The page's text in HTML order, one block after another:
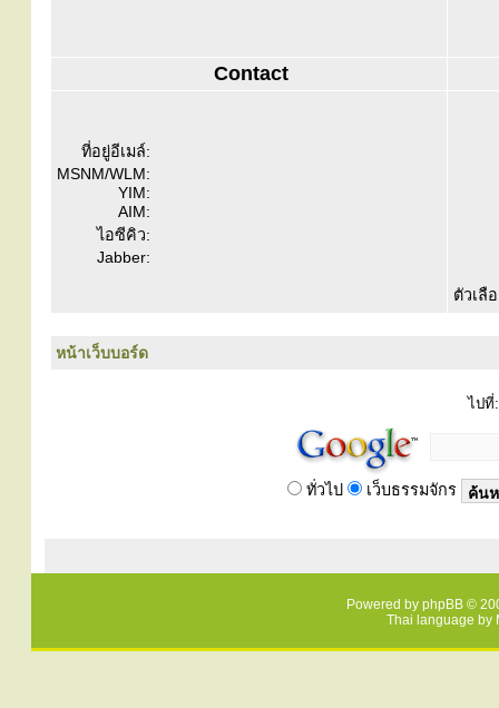
Contact
ที่อยู่อีเมล์:
MSNM/WLM:
YIM:
AIM:
ไอซีคิว:
Jabber:
ตัวเลื
หน้าเว็บบอร์ด
ไปที่:
ทั่วไป เว็บธรรมจักร
Powered by phpBB ©
Thai language by